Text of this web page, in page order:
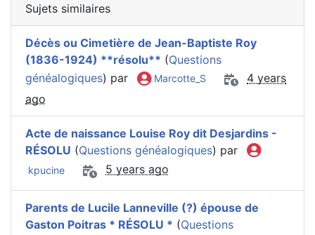
Sujets similaires
Décès ou Cimetière de Jean-Baptiste Roy
(1836-1924) **résolu** (Questions
généalogiques) par Marcotte_S
4 years
ago
Acte de naissance Louise Roy dit Desjardins -
RÉSOLU (Questions généalogiques) par
kpucine 5 years ago
Parents de Lucile Lanneville (?) épouse de
Gaston Poitras * RÉSOLU * (Questions